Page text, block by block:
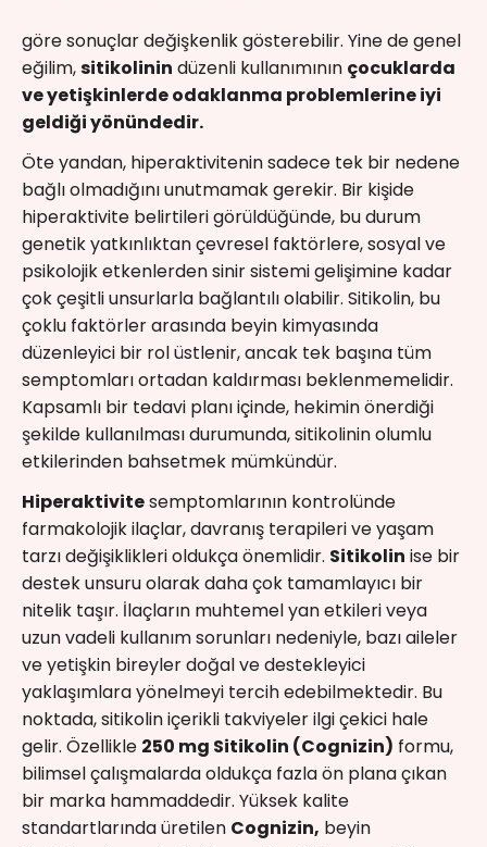
göre sonuçlar değişkenlik gösterebilir. Yine de genel
eğilim,sitikolinin düzenli kullanımının çocuklarda
ve yetişkinlerde odaklanma problemlerine iyi
geldiği yönündedir.
Öte yandan, hiperaktivitenin sadece tek bir nedene
bağlı olmadığını unutmamak gerekir. Bir kişide
hiperaktivite belirtileri görüldüğünde, bu durum
genetik yatkınlıktan çevresel faktörlere, sosyal ve
psikolojik etkenlerden sinir sistemi gelişimine kadar
çok çeşitli unsurlarla bağlantılı olabilir. Sitikolin, bu
çoklu faktörler arasında beyin kimyasında
düzenleyici bir rol üstlenir, ancak tek başına tüm
semptomları ortadan kaldırması beklenmemelidir.
Kapsamlı bir tedavi planı içinde, hekimin önerdiği
şekilde kullanılması durumunda, sitikolinin olumlu
etkilerinden bahsetmek mümkündür.
Hiperaktivitesemptomlarının kontrolünde
farmakolojik ilaçlar, davranış terapileri ve yaşam
tarzı değişiklikleri oldukça önemlidir. Sitikolin ise bir
destek unsuru olarak daha çok tamamlayıcı bir
nitelik taşır. İlaçların muhtemel yan etkileri veya
uzun vadeli kullanım sorunları nedeniyle, bazı aileler
ve yetişkin bireyler doğal ve destekleyici
yaklaşımlara yönelmeyi tercih edebilmektedir. Bu
noktada, sitikolin içerikli takviyeler ilgi çekici hale
gelir. Özellikle 250 mg Sitikolin (Cognizin) formu,
bilimsel çalışmalarda oldukça fazla ön plana çıkan
bir marka hammaddedir. Yüksek kalite
standartlarında üretilen Cognizin, beyin